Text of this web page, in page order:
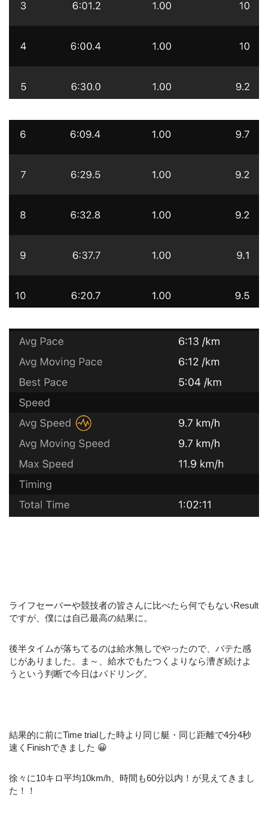
ライフセーバーや競技者の皆さんに比べたら何でもないResult
ですが、僕には自己最高の結果に。
後半タイムが落ちてるのは給水無しでやったので、バテた感
じがありました。ま～、給水でもたつくよりなら漕ぎ続けよ
うという判断で今日はパドリング。
結果的に前にTime trialした時より同じ艇・同じ距離で4分4秒
速くFinishできました 😀
徐々に10キロ平均10km/h、時間も60分以内！が見えてきまし
た！！